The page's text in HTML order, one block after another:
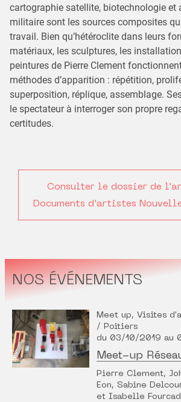
cartographie satellite, biotechnologie et
militaire sont les sources composites
travail. Bien qu’hétéroclite dans leurs
matériaux, les sculptures, les
peintures de Pierre Clement
méthodes d’apparition : répétition,
superposition, réplique, assemblage.
le spectateur à interroger son propre
certitudes.
Consulter le dossier de
Documents d'artistes
NOS ÉVÉNEMENTS
Meet up, Visites
/ Poitiers
du 03/10/2019 au
Meet-up
Pierre Clement,
Eon, Sabine
et Isabelle